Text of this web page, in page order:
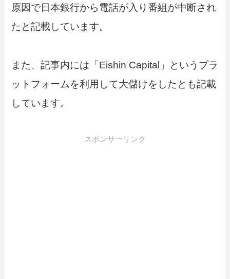
原因で日本銀行から電話が入り番組が中断され
たと記載しています。
また、記事内には「Eishin Capital」というプラ
ットフォームを利用して大儲けをしたとも記載
しています。
スポンサーリンク